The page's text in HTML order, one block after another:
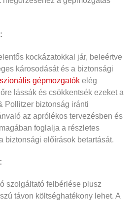
kockázatokkal jár, beleértve
károsodását és a biztonsági
gépmozgatók elég
lássák és csökkentsék ezeket a
Pollitzer biztonság iránti
az aprólékos tervezésben és
foglalja a részletes
biztonsági előírások betartását.
szolgáltató felbérlése plusz
távon költséghatékony lehet. A